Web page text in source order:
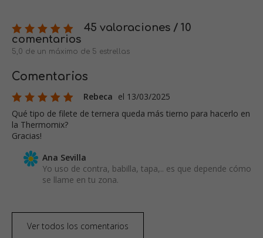
45 valoraciones / 10
comentarios
5,0 de un máximo de 5 estrellas
Comentarios
Rebeca el 13/03/2025
Qué tipo de filete de ternera queda más tierno para hacerlo en
la Thermomix?
Gracias!
Ana Sevilla
Yo uso de contra, babilla, tapa,.. es que depende cómo
se llame en tu zona.
Ver todos los comentarios